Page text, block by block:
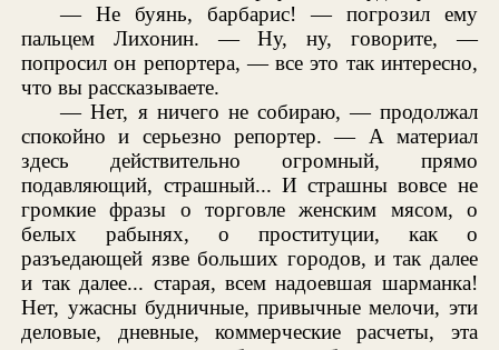
— Не буянь, барбарис! — погрозил ему
пальцем Лихонин. — Ну, ну, говорите, —
попросил он репортера, — все это так интересно,
что вы рассказываете.
— Нет, я ничего не собираю, — продолжал
спокойно и серьезно репортер. — А материал
здесь действительно огромный, прямо
подавляющий, страшный... И страшны вовсе не
громкие фразы о торговле женским мясом, о
белых рабынях, о проституции, как о
разъедающей язве больших городов, и так далее
и так далее... старая, всем надоевшая шарманка!
Нет, ужасны будничные, привычные мелочи, эти
деловые, дневные, коммерческие расчеты, эта